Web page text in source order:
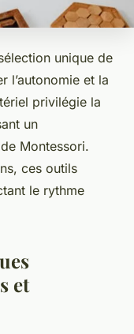
unique de
l’autonomie et la
privilégie la
un
Montessori.
ces outils
le rythme
et